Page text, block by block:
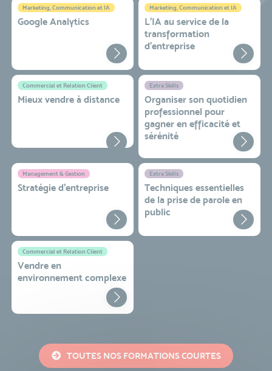
Marketing, Communication et IA
Google Analytics
Marketing, Communication et IA
L'IA au service de la
transformation
d'entreprise
Commercial et Relation Client
Mieux vendre à distance
Extra Skills
Organiser son quotidien
professionnel pour
gagner en efficacité et
sérénité
Management & Gestion
Stratégie d’entreprise
Extra Skills
Techniques essentielles
de la prise de parole en
public
Commercial et Relation Client
Vendre en
environnement complexe
TOUTES NOS FORMATIONS COURTES